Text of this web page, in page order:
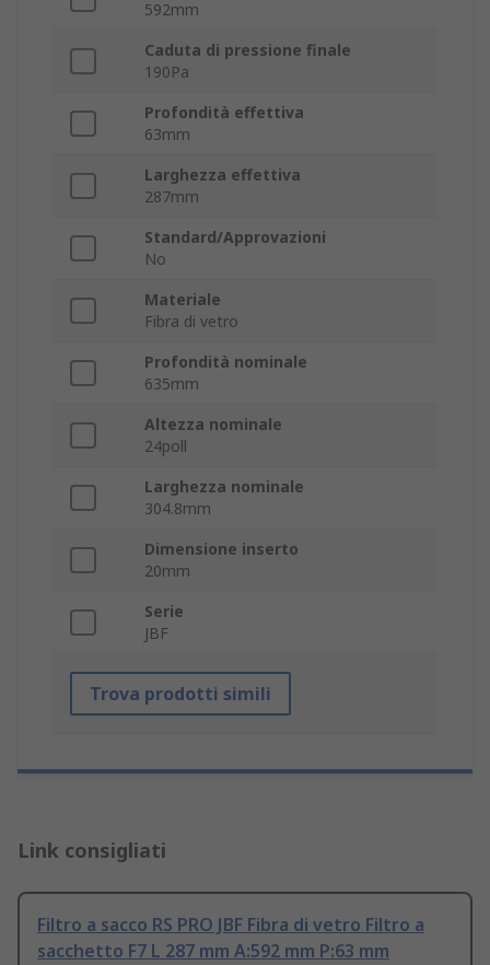
592mm
Caduta di pressione finale
190Pa
Profondità effettiva
63mm
Larghezza effettiva
287mm
Standard/Approvazioni
No
Materiale
Fibra di vetro
Profondità nominale
635mm
Altezza nominale
24poll
Larghezza nominale
304.8mm
Dimensione inserto
20mm
Serie
JBF
Trova prodotti simili
Link consigliati
Filtro a sacco RS PRO JBF Fibra di vetro Filtro a
sacchetto F7 L 287 mm A:592 mm P:63 mm